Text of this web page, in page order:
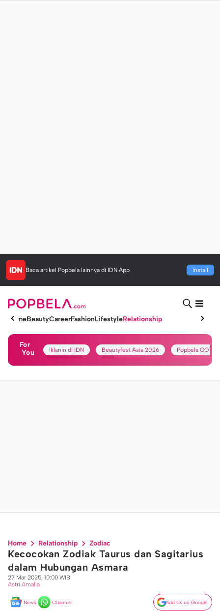
Baca artikel Popbela lainnya di IDN App Install
HomeBeautyCareerFashionLifestyleRelationship
For
You
Iklanin di IDN Beautyfest Asia 2026 Popbela OOTD
Home Relationship Zodiac
Kecocokan Zodiak Taurus dan Sagitarius
dalam Hubungan Asmara
27 Mar 2025, 10:00 WIB
Astri Amalia
News Channel Add Us on Google